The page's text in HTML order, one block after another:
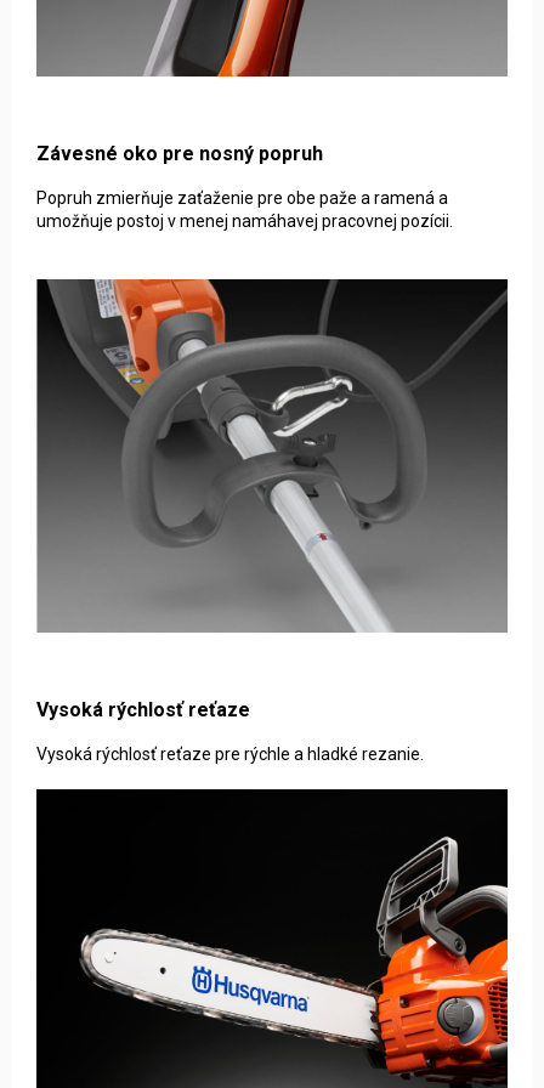
Závesné oko pre nosný popruh
Popruh zmierňuje zaťaženie pre obe paže a ramená a
umožňuje postoj v menej namáhavej pracovnej pozícii.
Vysoká rýchlosť reťaze
Vysoká rýchlosť reťaze pre rýchle a hladké rezanie.